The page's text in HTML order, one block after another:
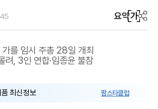
요약가
를 임시 주총 28일 개최
려, 3인 연합·임종윤 불참
최신정보 팜스타클럽